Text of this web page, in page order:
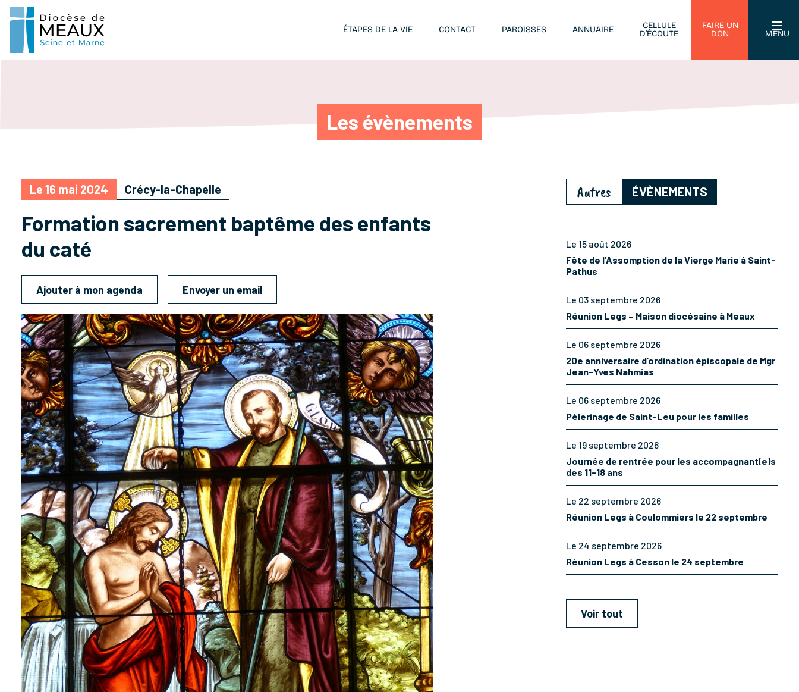
ÉTAPES DE LA VIE CONTACT PAROISSES ANNUAIRE
CELLULE
D’ÉCOUTE
FAIRE UN
DON
MENU
Les évènements
Le 16 mai 2024 Crécy-la-Chapelle
Formation sacrement baptême des enfants
du caté
Ajouter à mon agenda Envoyer un email
Autres ÉVÈNEMENTS
Le 15 août 2026
Fête de l’Assomption de la Vierge Marie à Saint-
Pathus
Le 03 septembre 2026
Réunion Legs – Maison diocésaine à Meaux
Le 06 septembre 2026
20e anniversaire d’ordination épiscopale de Mgr
Jean-Yves Nahmias
Le 06 septembre 2026
Pèlerinage de Saint-Leu pour les familles
Le 19 septembre 2026
Journée de rentrée pour les accompagnant(e)s
des 11-18 ans
Le 22 septembre 2026
Réunion Legs à Coulommiers le 22 septembre
Le 24 septembre 2026
Réunion Legs à Cesson le 24 septembre
Voir tout